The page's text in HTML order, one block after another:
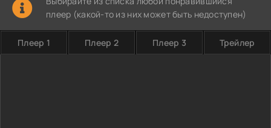
плеер (какой-то из них может быть недоступен)
Плеер 1 Плеер 2 Плеер 3 Трейлер